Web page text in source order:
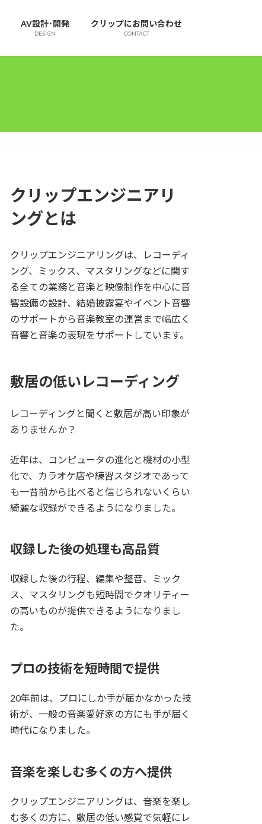
AV設計･開発
DESIGN
クリップにお問い合わせ
CONTACT
クリップエンジニアリ
ングとは
クリップエンジニアリングは、レコーディ
ング、ミックス、マスタリングなどに関す
る全ての業務と音楽と映像制作を中心に音
響設備の設計、結婚披露宴やイベント音響
のサポートから音楽教室の運営まで幅広く
音響と音楽の表現をサポートしています。
敷居の低いレコーディング
レコーディングと聞くと敷居が高い印象が
ありませんか？
近年は、コンピュータの進化と機材の小型
化で、カラオケ店や練習スタジオであって
も一昔前から比べると信じられないくらい
綺麗な収録ができるようになりました。
収録した後の処理も高品質
収録した後の行程、編集や整音、ミック
ス、マスタリングも短時間でクオリティー
の高いものが提供できるようになりまし
た。
プロの技術を短時間で提供
20年前は、プロにしか手が届かなかった技
術が、一般の音楽愛好家の方にも手が届く
時代になりました。
音楽を楽しむ多くの方へ提供
クリップエンジニアリングは、音楽を楽し
む多くの方に、敷居の低い感覚で気軽にレ